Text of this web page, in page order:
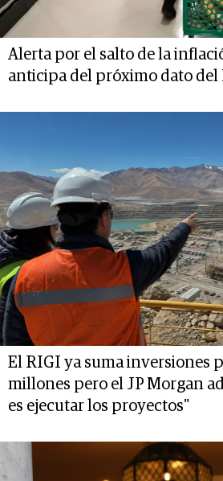
Alerta por el salto de la
anticipa del próximo dato del
El RIGI ya suma inversiones
millones pero el JP Morgan
es ejecutar los proyectos"